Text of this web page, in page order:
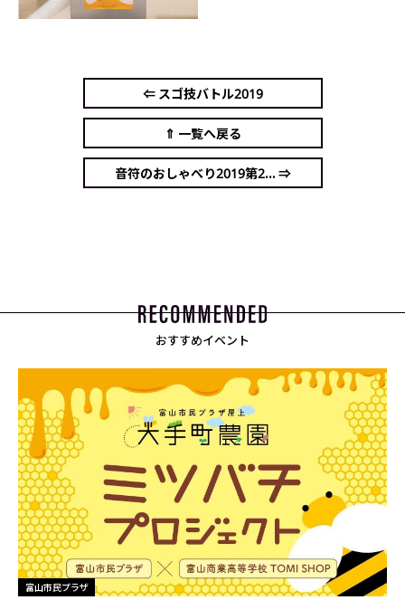
⇐ スゴ技バトル2019
⇑ 一覧へ戻る
音符のおしゃべり2019第2... ⇒
おすすめイベント
富山市民プラザ